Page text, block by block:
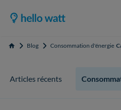
Accueil Blog Consommation d'énergie
Articles récents